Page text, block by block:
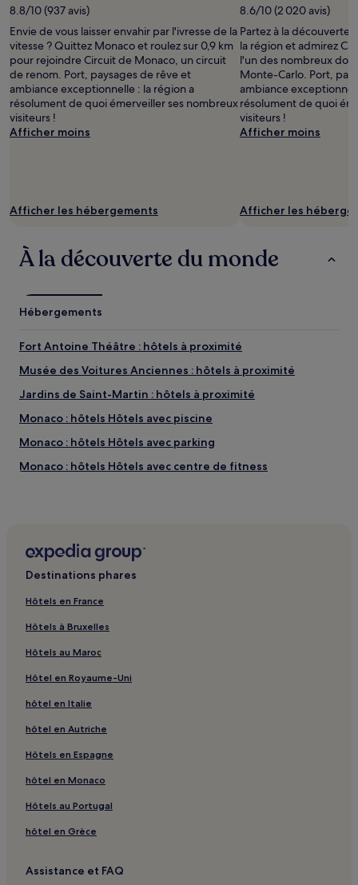
de
changer.
Des
conditions
supplémentaires
peuvent
s’appliquer.
de
droits
prise
par
Umi
Mostafa
8.8/10 (937 avis)
Envie de vous laisser envahir par l'ivresse de la
vitesse ? Quittez Monaco et roulez sur 0,9 km
pour rejoindre Circuit de Monaco, un circuit
de renom. Port, paysages de rêve et
ambiance exceptionnelle : la région a
résolument de quoi émerveiller ses nombreux
visiteurs !
Afficher moins
Afficher les hébergements
8.6/10 (2 020 avis)
Partez à la découverte
la région et admirez
l'un des nombreux
Monte-Carlo. Port,
ambiance
résolument de quoi
visiteurs !
Afficher moins
Afficher les
À la découverte du monde
Hébergements
Fort Antoine Théâtre : hôtels à proximité
Musée des Voitures Anciennes : hôtels à proximité
Jardins de Saint-Martin : hôtels à proximité
Monaco : hôtels Hôtels avec piscine
Monaco : hôtels Hôtels avec parking
Monaco : hôtels Hôtels avec centre de fitness
compagnie
Monaco : Appart’hôtels
Monaco : hôtels Hôtels pas chers
Monaco : hôtels Hôtels de luxe
Monaco : hôtels 3 étoiles
Monaco : hôtels 4 étoiles
Monaco : hôtels Hôtels avec spa
Monaco : hôtels
Destinations phares
Hôtels en France
Hôtels à Bruxelles
Hôtels au Maroc
Hôtel en Royaume-Uni
hôtel en Italie
hôtel en Autriche
Hôtels en Espagne
hôtel en Monaco
Hôtels au Portugal
hôtel en Grèce
Assistance et FAQ